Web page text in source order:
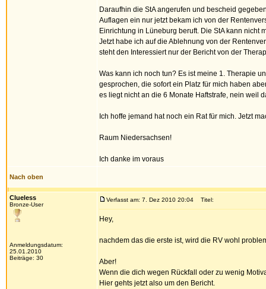
Daraufhin die StA angerufen und bescheid
Auflagen ein nur jetzt bekam ich von der
Einrichtung in Lüneburg beruft. Die StA kann nicht
Jetzt habe ich auf die Ablehnung von der
steht den Interessiert nur der Bericht von der
Was kann ich noch tun? Es ist meine 1. Therapie
gesprochen, die sofort ein Platz für mich haben
es liegt nicht an die 6 Monate Haftstrafe, nein weil
Ich hoffe jemand hat noch ein Rat für mich. Jetzt
Raum Niedersachsen!
Ich danke im voraus
Nach oben
Clueless
Bronze-User
Anmeldungsdatum:
25.01.2010
Beiträge: 30
Verfasst am: 7. Dez 2010 20:04 Titel:
Hey,
nachdem das die erste ist, wird die RV wohl
Aber!
Wenn die dich wegen Rückfall oder zu wenig
Hier gehts jetzt also um den Bericht.